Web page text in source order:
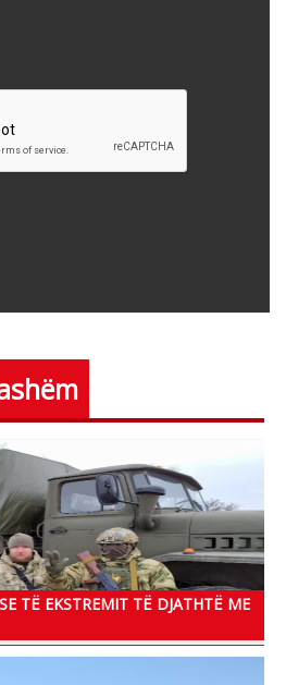
TË EKSTREMIT TË DJATHTË ME